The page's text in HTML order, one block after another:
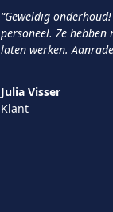
“Geweldig
personeel. Ze
laten werken.
Julia Visser
Klant